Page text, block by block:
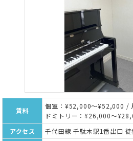
賃料
個室：¥52,000～¥52,000 /
ドミトリー：¥26,000～
アクセス
千代田線 千駄木駅1番出口